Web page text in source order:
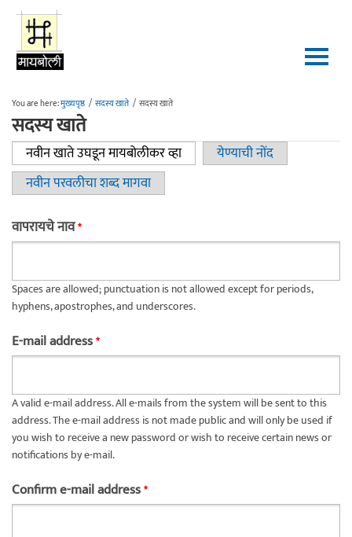
Skip to main content
You are here:मुख्यपृष्ठ / सदस्य खाते / सदस्य खाते
सदस्य खाते
Primary tabs
नवीन खाते उघडून मायबोलीकर व्हा(active tab)येण्याची नोंद
नवीन परवलीचा शब्द मागवा
वापरायचे नाव*
Spaces are allowed; punctuation is not allowed except for periods,
hyphens, apostrophes, and underscores.
E-mail address*
A valid e-mail address. All e-mails from the system will be sent to this
address. The e-mail address is not made public and will only be used if
you wish to receive a new password or wish to receive certain news or
notifications by e-mail.
Confirm e-mail address*